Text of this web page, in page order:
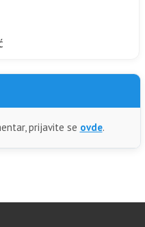
prijavite se ovde.